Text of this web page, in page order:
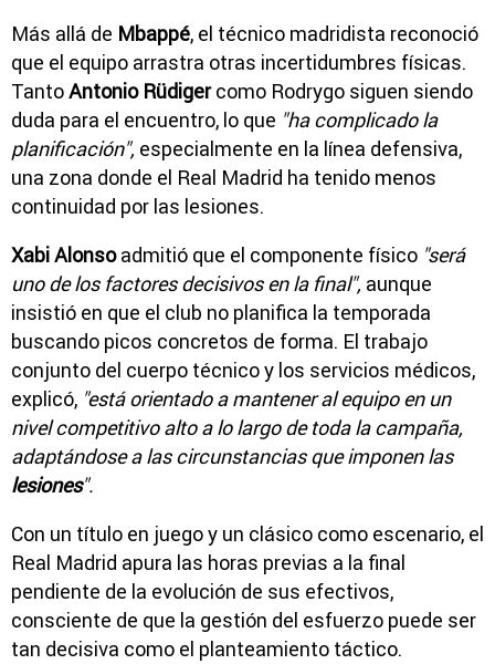
Más allá de Mbappé, el técnico madridista reconoció
que el equipo arrastra otras incertidumbres físicas.
TantoAntonio Rüdigercomo Rodrygo siguen siendo
duda para el encuentro, lo que "ha complicado la
planificación", especialmente en la línea defensiva,
una zona donde el Real Madrid ha tenido menos
continuidad por las lesiones.
Xabi Alonsoadmitió que el componente físico "será
uno de los factores decisivos en la final", aunque
insistió en que el club no planifica la temporada
buscando picos concretos de forma. El trabajo
conjunto del cuerpo técnico y los servicios médicos,
explicó, "está orientado a mantener al equipo en un
nivel competitivo alto a lo largo de toda la campaña,
adaptándose a las circunstancias que imponen las
lesiones".
Con un título en juego y un clásico como escenario, el
Real Madrid apura las horas previas a la final
pendiente de la evolución de sus efectivos,
consciente de que la gestión del esfuerzo puede ser
tan decisiva como el planteamiento táctico.